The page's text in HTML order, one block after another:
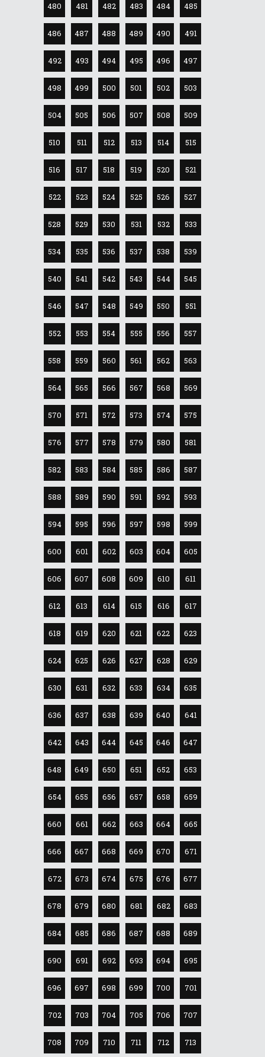
480 481 482 483 484 485
486 487 488 489 490 491
492 493 494 495 496 497
498 499 500 501 502 503
504 505 506 507 508 509
510 511 512 513 514 515
516 517 518 519 520 521
522 523 524 525 526 527
528 529 530 531 532 533
534 535 536 537 538 539
540 541 542 543 544 545
546 547 548 549 550 551
552 553 554 555 556 557
558 559 560 561 562 563
564 565 566 567 568 569
570 571 572 573 574 575
576 577 578 579 580 581
582 583 584 585 586 587
588 589 590 591 592 593
594 595 596 597 598 599
600 601 602 603 604 605
606 607 608 609 610 611
612 613 614 615 616 617
618 619 620 621 622 623
624 625 626 627 628 629
630 631 632 633 634 635
636 637 638 639 640 641
642 643 644 645 646 647
648 649 650 651 652 653
654 655 656 657 658 659
660 661 662 663 664 665
666 667 668 669 670 671
672 673 674 675 676 677
678 679 680 681 682 683
684 685 686 687 688 689
690 691 692 693 694 695
696 697 698 699 700 701
702 703 704 705 706 707
708 709 710 711 712 713